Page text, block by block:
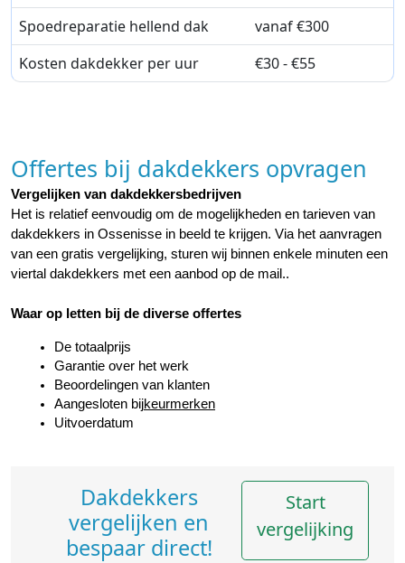
Spoedreparatie hellend dak
vanaf €300
Kosten dakdekker per uur
€30 - €55
Offertes bij dakdekkers opvragen
Vergelijken van dakdekkersbedrijven
Het is relatief eenvoudig om de mogelijkheden en tarieven van
dakdekkers in Ossenisse in beeld te krijgen. Via het aanvragen
van een gratis vergelijking, sturen wij binnen enkele minuten een
viertal dakdekkers met een aanbod op de mail..
Waar op letten bij de diverse offertes
De totaalprijs
Garantie over het werk
Beoordelingen van klanten
Aangesloten bijkeurmerken
Uitvoerdatum
Dakdekkers
vergelijken en
bespaar direct!
Start
vergelijking